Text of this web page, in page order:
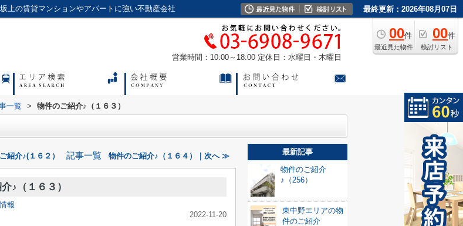
上の賃貸マンションやアパートに強い不動産会社 最終更新：2026年08月07日
00件
最近見た物件
00件
検討リスト
営業時間：10:00～18:00 定休日：水曜日・木曜日
一覧 > 物件のご紹介♪（１６３）
紹介♪(１６２） 記事一覧 物件のご紹介♪（１６４）｜次へ ≫
♪（１６３）
報
2022-11-20
最新記事
物件のご紹介
♪（256）
東中野エリアの物
件のご紹介